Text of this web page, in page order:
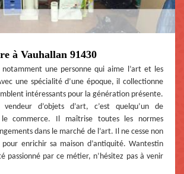
à Vauhallan 91430
une personne qui aime l’art et les
une spécialité d’une époque, il collectionne
intéressants pour la génération présente.
d’objets d’art, c’est quelqu’un de
commerce. Il maîtrise toutes les normes
dans le marché de l’art. Il ne cesse non
pour enrichir sa maison d’antiquité. Wantestin
passionné par ce métier, n’hésitez pas à venir